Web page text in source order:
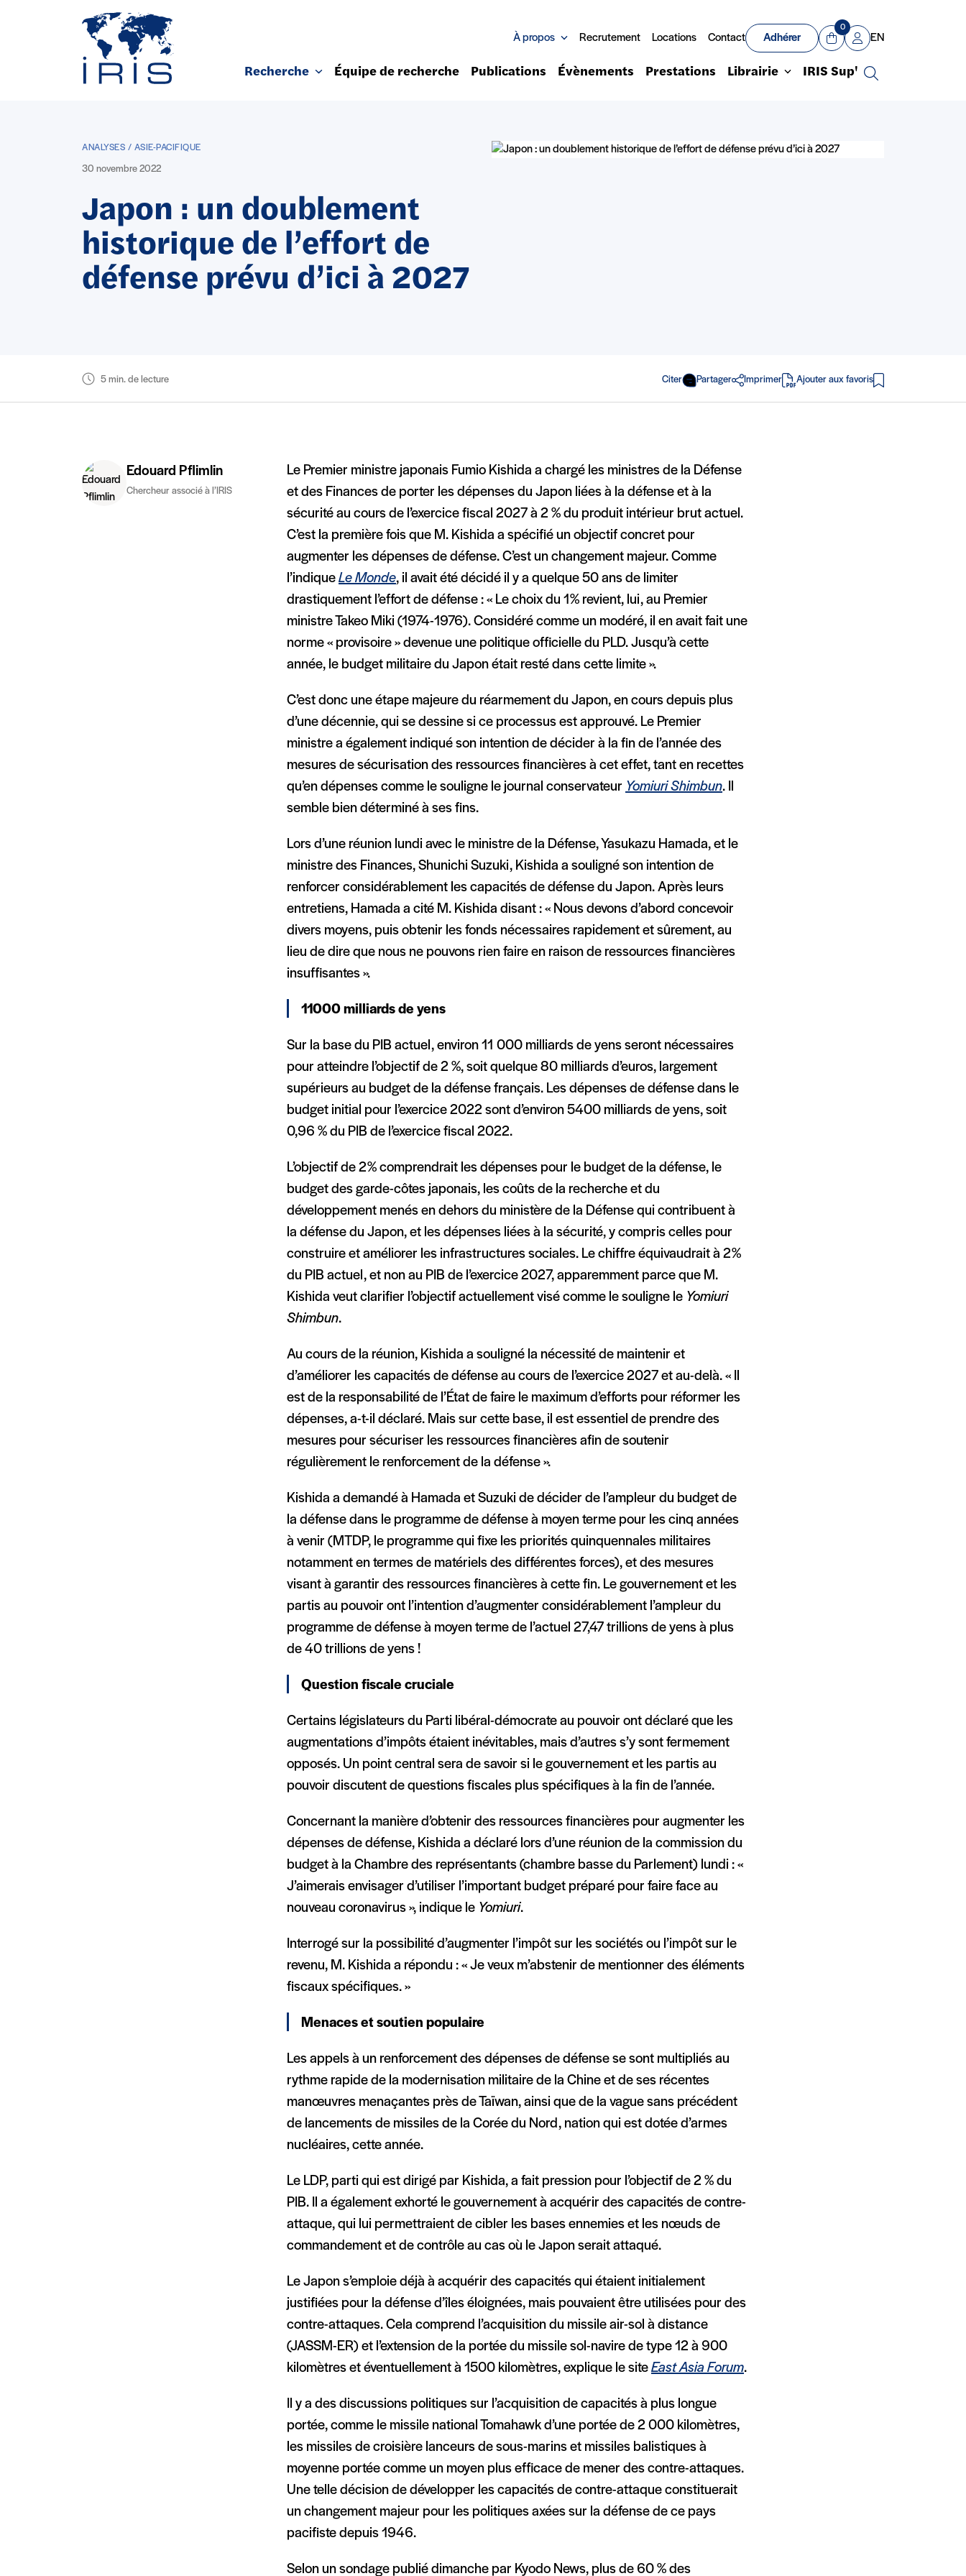
À propos Recrutement Locations Contact Adhérer
Panier
0
Mon compte
EN
Recherche Équipe de recherche Publications Évènements Prestations Librairie IRIS Sup'
Recherche
ANALYSES / ASIE-PACIFIQUE
30 novembre 2022
Japon : un doublement
historique de l’effort de
défense prévu d’ici à 2027
5 min. de lecture Citer Partager Imprimer
en PDF
Ajouter aux favoris
Edouard Pflimlin
Chercheur associé à l’IRIS
Le Premier ministre japonais Fumio Kishida a chargé les ministres de la Défense
et des Finances de porter les dépenses du Japon liées à la défense et à la
sécurité au cours de l’exercice fiscal 2027 à 2 % du produit intérieur brut actuel.
C’est la première fois que M. Kishida a spécifié un objectif concret pour
augmenter les dépenses de défense. C’est un changement majeur. Comme
l’indique Le Monde, il avait été décidé il y a quelque 50 ans de limiter
drastiquement l’effort de défense : « Le choix du 1% revient, lui, au Premier
ministre Takeo Miki (1974-1976). Considéré comme un modéré, il en avait fait une
norme « provisoire » devenue une politique officielle du PLD. Jusqu’à cette
année, le budget militaire du Japon était resté dans cette limite ».
C’est donc une étape majeure du réarmement du Japon, en cours depuis plus
d’une décennie, qui se dessine si ce processus est approuvé. Le Premier
ministre a également indiqué son intention de décider à la fin de l’année des
mesures de sécurisation des ressources financières à cet effet, tant en recettes
qu’en dépenses comme le souligne le journal conservateur Yomiuri Shimbun. Il
semble bien déterminé à ses fins.
Lors d’une réunion lundi avec le ministre de la Défense, Yasukazu Hamada, et le
ministre des Finances, Shunichi Suzuki, Kishida a souligné son intention de
renforcer considérablement les capacités de défense du Japon. Après leurs
entretiens, Hamada a cité M. Kishida disant : « Nous devons d’abord concevoir
divers moyens, puis obtenir les fonds nécessaires rapidement et sûrement, au
lieu de dire que nous ne pouvons rien faire en raison de ressources financières
insuffisantes ».
11000 milliards de yens
Sur la base du PIB actuel, environ 11 000 milliards de yens seront nécessaires
pour atteindre l’objectif de 2 %, soit quelque 80 milliards d’euros, largement
supérieurs au budget de la défense français. Les dépenses de défense dans le
budget initial pour l’exercice 2022 sont d’environ 5400 milliards de yens, soit
0,96 % du PIB de l’exercice fiscal 2022.
L’objectif de 2% comprendrait les dépenses pour le budget de la défense, le
budget des garde-côtes japonais, les coûts de la recherche et du
développement menés en dehors du ministère de la Défense qui contribuent à
la défense du Japon, et les dépenses liées à la sécurité, y compris celles pour
construire et améliorer les infrastructures sociales. Le chiffre équivaudrait à 2%
du PIB actuel, et non au PIB de l’exercice 2027, apparemment parce que M.
Kishida veut clarifier l’objectif actuellement visé comme le souligne le Yomiuri
Shimbun.
Au cours de la réunion, Kishida a souligné la nécessité de maintenir et
d’améliorer les capacités de défense au cours de l’exercice 2027 et au-delà. « Il
est de la responsabilité de l’État de faire le maximum d’efforts pour réformer les
dépenses, a-t-il déclaré. Mais sur cette base, il est essentiel de prendre des
mesures pour sécuriser les ressources financières afin de soutenir
régulièrement le renforcement de la défense ».
Kishida a demandé à Hamada et Suzuki de décider de l’ampleur du budget de
la défense dans le programme de défense à moyen terme pour les cinq années
à venir (MTDP, le programme qui fixe les priorités quinquennales militaires
notamment en termes de matériels des différentes forces), et des mesures
visant à garantir des ressources financières à cette fin. Le gouvernement et les
partis au pouvoir ont l’intention d’augmenter considérablement l’ampleur du
programme de défense à moyen terme de l’actuel 27,47 trillions de yens à plus
de 40 trillions de yens !
Question fiscale cruciale
Certains législateurs du Parti libéral-démocrate au pouvoir ont déclaré que les
augmentations d’impôts étaient inévitables, mais d’autres s’y sont fermement
opposés. Un point central sera de savoir si le gouvernement et les partis au
pouvoir discutent de questions fiscales plus spécifiques à la fin de l’année.
Concernant la manière d’obtenir des ressources financières pour augmenter les
dépenses de défense, Kishida a déclaré lors d’une réunion de la commission du
budget à la Chambre des représentants (chambre basse du Parlement) lundi : «
J’aimerais envisager d’utiliser l’important budget préparé pour faire face au
nouveau coronavirus », indique le Yomiuri.
Interrogé sur la possibilité d’augmenter l’impôt sur les sociétés ou l’impôt sur le
revenu, M. Kishida a répondu : « Je veux m’abstenir de mentionner des éléments
fiscaux spécifiques. »
Menaces et soutien populaire
Les appels à un renforcement des dépenses de défense se sont multipliés au
rythme rapide de la modernisation militaire de la Chine et de ses récentes
manœuvres menaçantes près de Taïwan, ainsi que de la vague sans précédent
de lancements de missiles de la Corée du Nord, nation qui est dotée d’armes
nucléaires, cette année.
Le LDP, parti qui est dirigé par Kishida, a fait pression pour l’objectif de 2 % du
PIB. Il a également exhorté le gouvernement à acquérir des capacités de contre-
attaque, qui lui permettraient de cibler les bases ennemies et les nœuds de
commandement et de contrôle au cas où le Japon serait attaqué.
Le Japon s’emploie déjà à acquérir des capacités qui étaient initialement
justifiées pour la défense d’îles éloignées, mais pouvaient être utilisées pour des
contre-attaques. Cela comprend l’acquisition du missile air-sol à distance
(JASSM-ER) et l’extension de la portée du missile sol-navire de type 12 à 900
kilomètres et éventuellement à 1500 kilomètres, explique le site East Asia Forum.
Il y a des discussions politiques sur l’acquisition de capacités à plus longue
portée, comme le missile national Tomahawk d’une portée de 2 000 kilomètres,
les missiles de croisière lanceurs de sous-marins et missiles balistiques à
moyenne portée comme un moyen plus efficace de mener des contre-attaques.
Une telle décision de développer les capacités de contre-attaque constituerait
un changement majeur pour les politiques axées sur la défense de ce pays
pacifiste depuis 1946.
Selon un sondage publié dimanche par Kyodo News, plus de 60 % des